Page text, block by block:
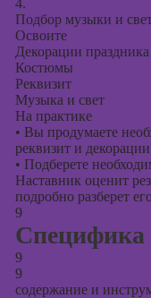
4.
Подбор музыки и
Освоите
Декорации праздника
Костюмы
Реквизит
Музыка и свет
На практике
• Вы продумаете
реквизит и
• Подберете
Наставник оценит
подробно разберет
9
Специфика
9
9
содержание и